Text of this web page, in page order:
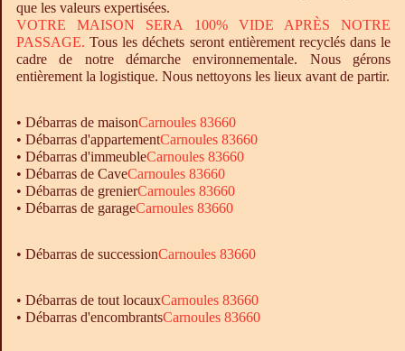
que les valeurs expertisées.
VOTRE MAISON SERA 100% VIDE APRÈS NOTRE
PASSAGE. Tous les déchets seront entièrement recyclés dans le
cadre de notre démarche environnementale. Nous gérons
entièrement la logistique. Nous nettoyons les lieux avant de partir.
• Débarras de maisonCarnoules 83660
• Débarras d'appartementCarnoules 83660
• Débarras d'immeubleCarnoules 83660
• Débarras de CaveCarnoules 83660
• Débarras de grenierCarnoules 83660
• Débarras de garageCarnoules 83660
• Débarras de successionCarnoules 83660
• Débarras de tout locauxCarnoules 83660
• Débarras d'encombrantsCarnoules 83660